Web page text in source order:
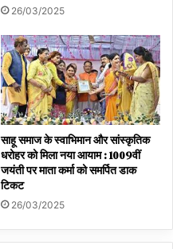
26/03/2025
साहू समाज के स्वाभिमान और सांस्कृतिक
धरोहर को मिला नया आयाम : 1009वीं
जयंती पर माता कर्मा को समर्पित डाक
टिकट
26/03/2025